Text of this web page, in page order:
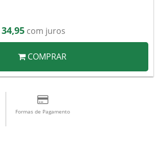
com juros
COMPRAR
Formas de Pagamento